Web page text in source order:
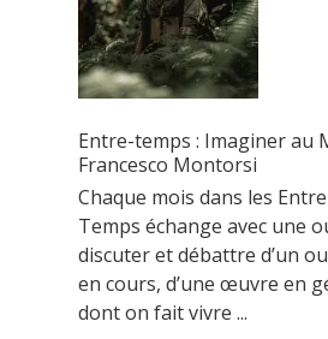
Entre-temps : Imaginer au
Francesco Montorsi
Chaque mois dans les
Temps échange avec une
discuter et débattre d’un
en cours, d’une œuvre en
dont on fait vivre ...